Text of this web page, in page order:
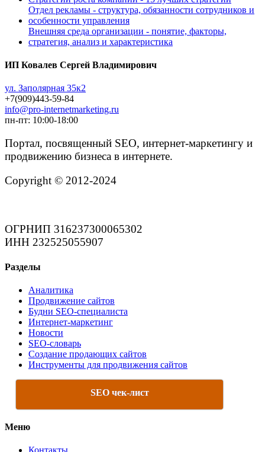
Отдел рекламы - структура, обязанности сотрудников и
особенности управления
Внешняя среда организации - понятие, факторы,
стратегия, анализ и характеристика
ИП Ковалев Сергей Владимирович
ул. Заполярная 35к2
+7(909)443-59-84
info@pro-internetmarketing.ru
пн-пт: 10:00-18:00
Портал, посвященный SEO, интернет-маркетингу и
продвижению бизнеса в интернете.
Copyright © 2012-2024
ОГРНИП 316237300065302
ИНН 232525055907
Разделы
Аналитика
Продвижение сайтов
Будни SEO-специалиста
Интернет-маркетинг
Новости
SEO-словарь
Создание продающих сайтов
Инструменты для продвижения сайтов
SEO чек-лист
Меню